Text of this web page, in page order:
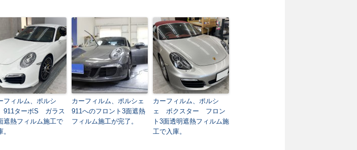
フィルム、ポルシ
ターボS ガラス
遮熱フィルム施工で
。
カーフィルム、ポルシェ
911へのフロント3面遮熱
フィルム施工が完了。
カーフィルム、ポルシ
ェ ボクスター フロン
ト3面透明遮熱フィルム施
工で入庫。